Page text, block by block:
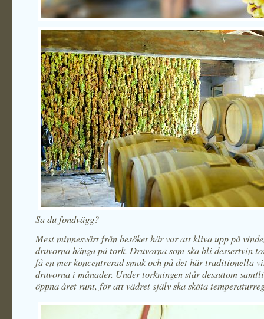
Sa du fondvägg?
Mest minnesvärt från besöket här var att kliva upp på
druvorna hänga på tork. Druvorna som ska bli dessertvin
få en mer koncentrerad smak och på det här traditionella
druvorna i månader. Under torkningen står dessutom
öppna året runt, för att vädret själv ska sköta